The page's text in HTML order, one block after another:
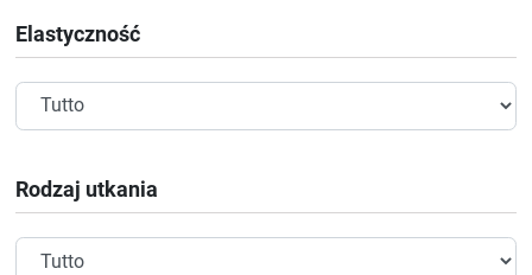
Elastyczność
Rodzaj utkania